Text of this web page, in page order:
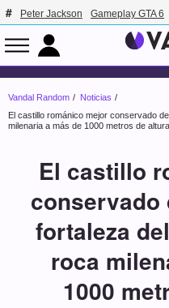
Peter Jackson Gameplay GTA 6
Vandal Random
Noticias
El castillo románico mejor conservado
milenaria a más de 1000 metros de altura
El castillo
conservado
fortaleza
roca
1000